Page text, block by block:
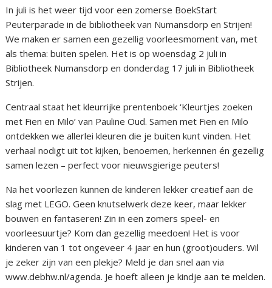
In juli is het weer tijd voor een zomerse BoekStart
Peuterparade in de bibliotheek van Numansdorp en Strijen!
We maken er samen een gezellig voorleesmoment van, met
als thema: buiten spelen. Het is op woensdag 2 juli in
Bibliotheek Numansdorp en donderdag 17 juli in Bibliotheek
Strijen.
Centraal staat het kleurrijke prentenboek ‘Kleurtjes zoeken
met Fien en Milo’ van Pauline Oud. Samen met Fien en Milo
ontdekken we allerlei kleuren die je buiten kunt vinden. Het
verhaal nodigt uit tot kijken, benoemen, herkennen én gezellig
samen lezen – perfect voor nieuwsgierige peuters!
Na het voorlezen kunnen de kinderen lekker creatief aan de
slag met LEGO. Geen knutselwerk deze keer, maar lekker
bouwen en fantaseren! Zin in een zomers speel- en
voorleesuurtje? Kom dan gezellig meedoen! Het is voor
kinderen van 1 tot ongeveer 4 jaar en hun (groot)ouders. Wil
je zeker zijn van een plekje? Meld je dan snel aan via
www.debhw.nl/agenda. Je hoeft alleen je kindje aan te melden.